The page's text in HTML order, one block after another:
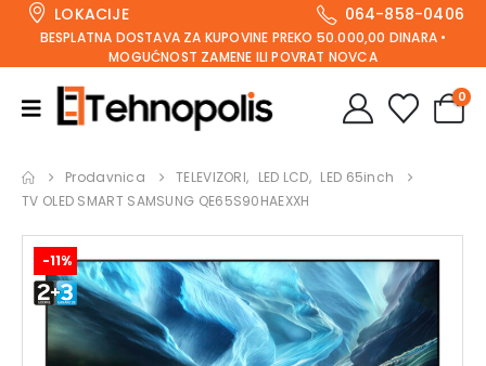
LOKACIJE 064-858-0406
BESPLATNA DOSTAVA ZA KUPOVINE PREKO 50.000,00 DINARA •
MOGUĆNOST ZAMENE ILI POVRAT NOVCA
0
Prodavnica TELEVIZORI, LED LCD, LED 65inch
TV OLED SMART SAMSUNG QE65S90HAEXXH
-11%